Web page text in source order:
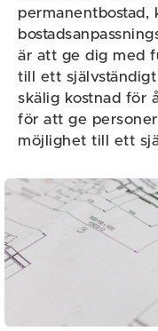
permanentbostad,
är att ge dig med
till ett självständigt
skälig kostnad för
för att ge
möjlighet till ett